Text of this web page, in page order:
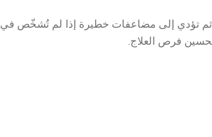
ثم تؤدي إلى مضاعفات خطيرة إذا لم تُشخّص في
فرص العلاج.